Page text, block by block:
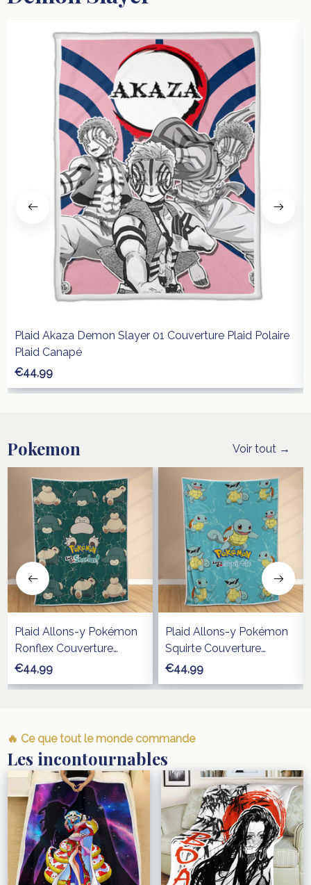
Plaid Akaza Demon Slayer 01 Couverture Plaid Polaire
Plaid Canapé
€44,99
Pokemon Voir tout →
Plaid Allons-y Pokémon
Ronflex Couverture
Polaire Plaid Canapé
€44,99
Plaid Allons-y Pokémon
Squirte Couverture
Polaire Plaid Canapé
€44,99
🔥 Ce que tout le monde commande
Les incontournables